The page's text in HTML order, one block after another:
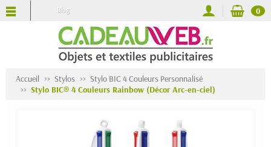
Blog 0
Accueil Stylos
Stylo BIC 4 Couleurs Personnalisé
Stylo BIC® 4 Couleurs Rainbow (Décor Arc-en-ciel)